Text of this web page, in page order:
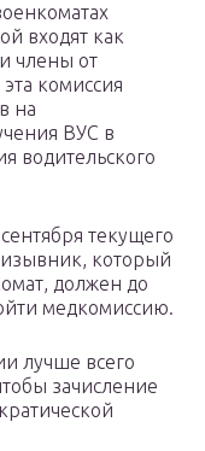
входят как
члены от
комиссия
на
ВУС в
водительского
текущего
который
должен до
медкомиссию.
лучше всего
зачисление